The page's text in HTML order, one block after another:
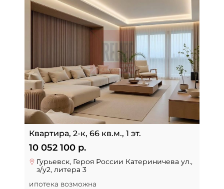
Квартира, 2-к, 66 кв.м., 1 эт.
10 052 100 р.
Гурьевск, Героя России Катериничева ул.,
з/у2, литера 3
ипотека возможна